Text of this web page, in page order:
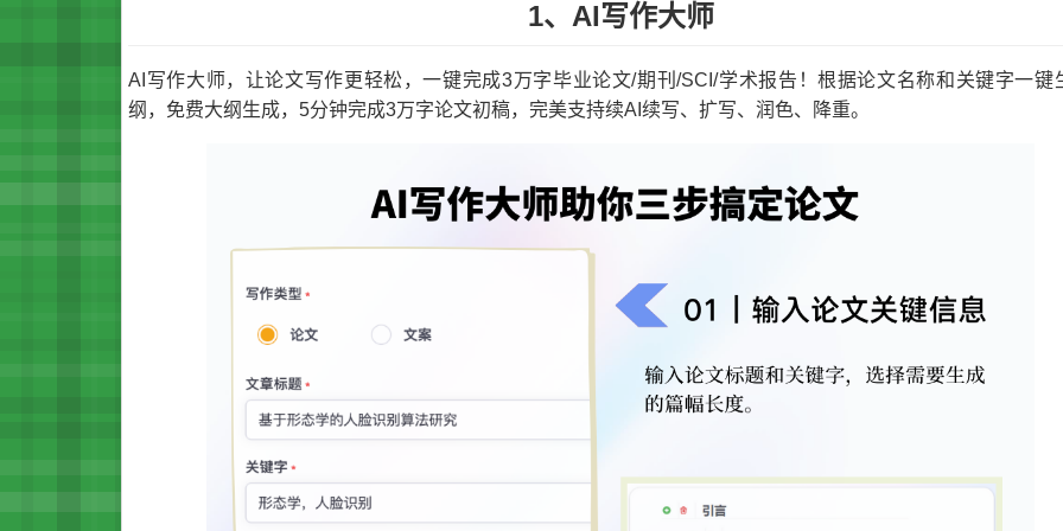
1、AI写作大师
AI写作大师，让论文写作更轻松，一键完成3万字毕业论文/期刊/SCI/学术报告！根据论文名称和关键字一键
纲，免费大纲生成，5分钟完成3万字论文初稿，完美支持续AI续写、扩写、润色、降重。